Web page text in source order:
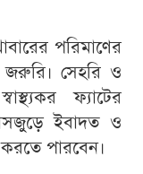
পরিমাণের
সেহরি ও
ফ্যাটের
ইবাদত ও
পারবেন।